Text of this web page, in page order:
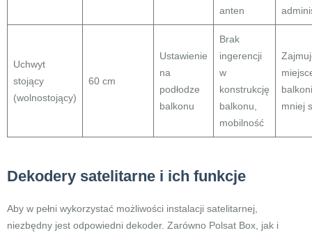
anten
Uchwyt
stojący
(wolnostojący)
60 cm
Ustawienie
na
podłodze
balkonu
Brak
ingerencji
w
konstrukcję
balkonu,
mobilność
mniej
Dekodery satelitarne i ich funkcje
Aby w pełni wykorzystać możliwości instalacji satelitarnej,
niezbędny jest odpowiedni dekoder. Zarówno Polsat Box, jak i